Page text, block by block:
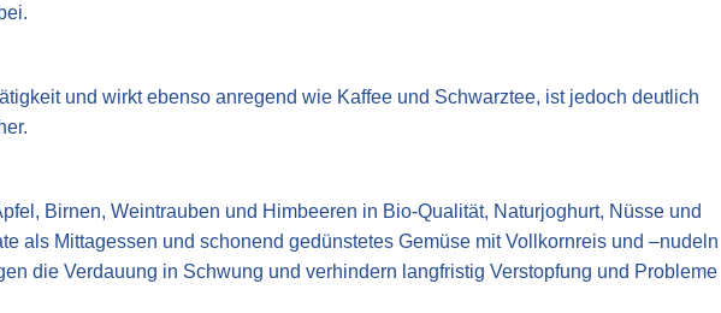
und wirkt ebenso anregend wie Kaffee und Schwarztee, ist jedoch deutlich
Birnen, Weintrauben und Himbeeren in Bio-Qualität, Naturjoghurt, Nüsse und
als Mittagessen und schonend gedünstetes Gemüse mit Vollkornreis und –nudeln
die Verdauung in Schwung und verhindern langfristig Verstopfung und Probleme